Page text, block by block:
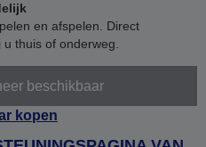
en afspelen. Direct
thuis of onderweg.
beschikbaar
kopen